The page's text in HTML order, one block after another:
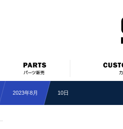
2023年8月 10日